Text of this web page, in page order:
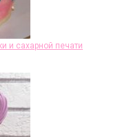
и сахарной печати